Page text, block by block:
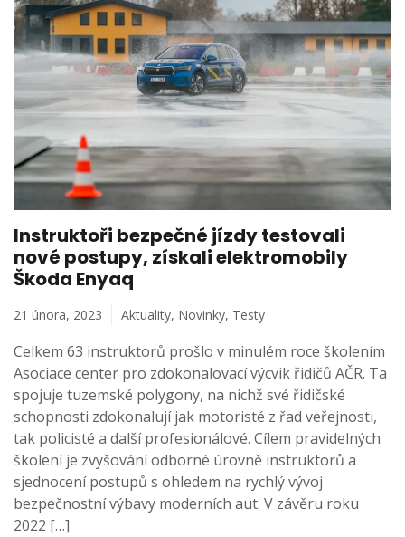
Instruktoři bezpečné jízdy testovali
nové postupy, získali elektromobily
Škoda Enyaq
21 února, 2023 Aktuality, Novinky, Testy
Celkem 63 instruktorů prošlo v minulém roce školením
Asociace center pro zdokonalovací výcvik řidičů AČR. Ta
spojuje tuzemské polygony, na nichž své řidičské
schopnosti zdokonalují jak motoristé z řad veřejnosti,
tak policisté a další profesionálové. Cílem pravidelných
školení je zvyšování odborné úrovně instruktorů a
sjednocení postupů s ohledem na rychlý vývoj
bezpečnostní výbavy moderních aut. V závěru roku
2022 […]